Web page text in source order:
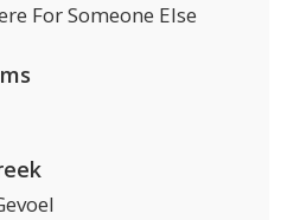
For Someone Else